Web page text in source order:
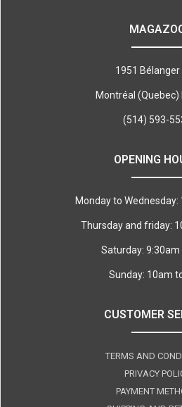
1951 Bélanger
Montréal (Quebec)
(514) 593-
OPENING
Monday to
Thursday and friday:
Saturday:
Sunday: 10am
CUSTOMER
TERMS AND
PRIVACY
PAYMENT